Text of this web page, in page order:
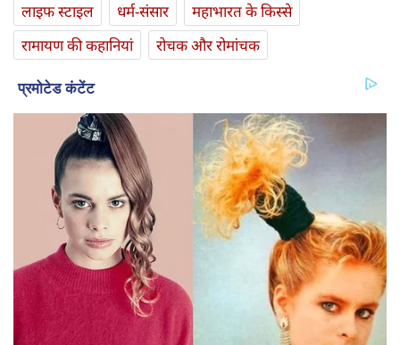
लाइफ स्‍टाइल
धर्म-संसार
महाभारत के किस्से
रामायण की कहानियां
रोचक और रोमांचक